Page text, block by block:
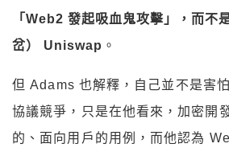
「Web2 發起吸血鬼攻擊」，而不
岔） Uniswap 。
但 Adams 也解釋，自己並不是害
協議競爭，只是在他看來，加密開
的、面向用戶的用例，而他認為